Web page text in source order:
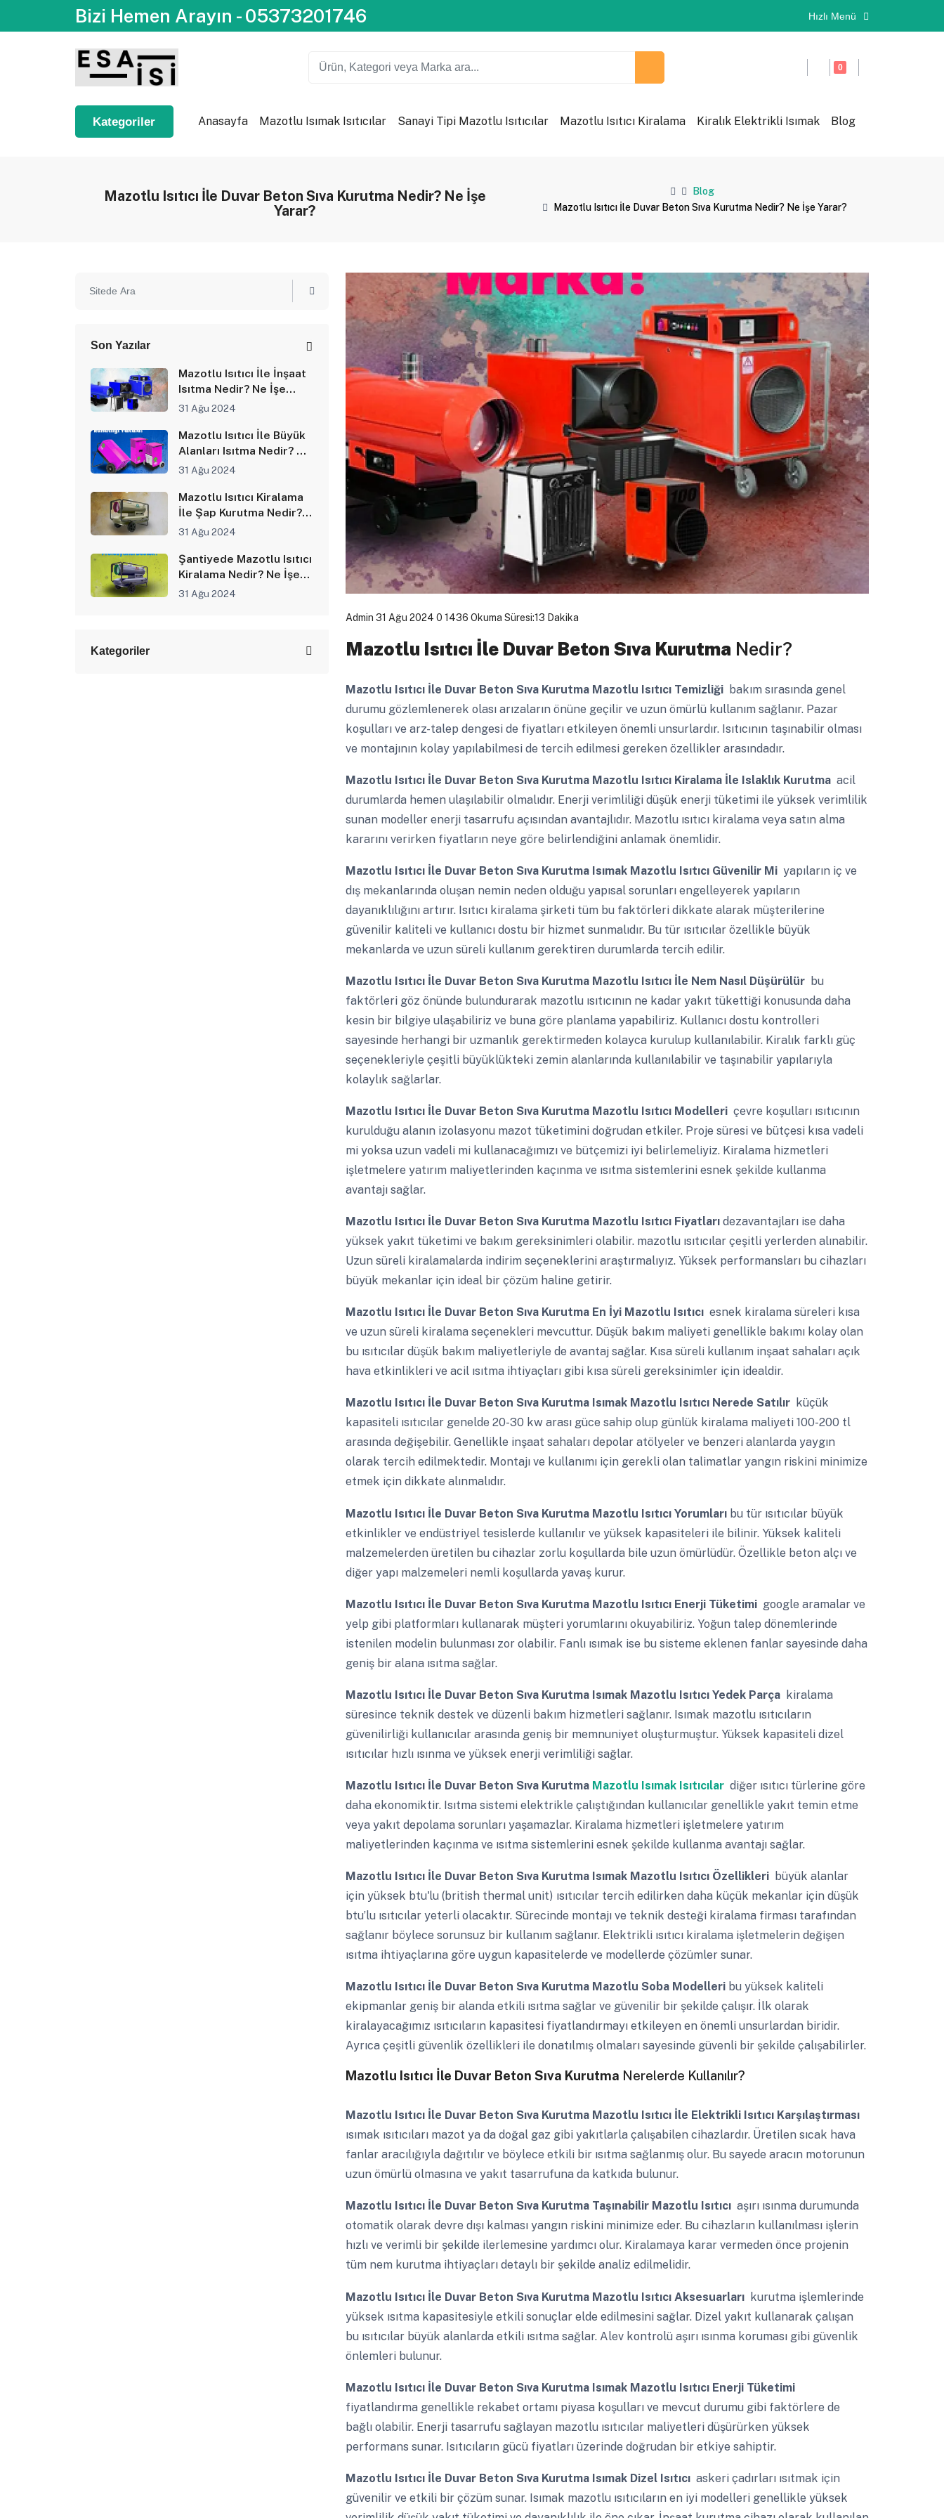
Bizi Hemen Arayın - 05373201746 Hızlı Menü
0
Kategoriler Anasayfa Mazotlu Isımak Isıtıcılar Sanayi Tipi Mazotlu Isıtıcılar Mazotlu Isıtıcı Kiralama Kiralık Elektrikli Isımak Blog
Mazotlu Isıtıcı İle Duvar Beton Sıva Kurutma Nedir? Ne İşe
Yarar?
Blog
Mazotlu Isıtıcı İle Duvar Beton Sıva Kurutma Nedir? Ne İşe Yarar?
Son Yazılar
Mazotlu Isıtıcı İle İnşaat
Isıtma Nedir? Ne İşe
Yarar?
31 Ağu 2024
Mazotlu Isıtıcı İle Büyük
Alanları Isıtma Nedir? Ne
İşe Yarar?
31 Ağu 2024
Mazotlu Isıtıcı Kiralama
İle Şap Kurutma Nedir?
Ne İşe Yarar?
31 Ağu 2024
Şantiyede Mazotlu Isıtıcı
Kiralama Nedir? Ne İşe
Yarar?
31 Ağu 2024
Kategoriler
Admin 31 Ağu 2024 0 1436 Okuma Süresi:13 Dakika
Mazotlu Isıtıcı İle Duvar Beton Sıva Kurutma Nedir?
Mazotlu Isıtıcı İle Duvar Beton Sıva Kurutma Mazotlu Isıtıcı Temizliği bakım sırasında genel
durumu gözlemlenerek olası arızaların önüne geçilir ve uzun ömürlü kullanım sağlanır. Pazar
koşulları ve arz-talep dengesi de fiyatları etkileyen önemli unsurlardır. Isıtıcının taşınabilir olması
ve montajının kolay yapılabilmesi de tercih edilmesi gereken özellikler arasındadır.
Mazotlu Isıtıcı İle Duvar Beton Sıva Kurutma Mazotlu Isıtıcı Kiralama İle Islaklık Kurutma acil
durumlarda hemen ulaşılabilir olmalıdır. Enerji verimliliği düşük enerji tüketimi ile yüksek verimlilik
sunan modeller enerji tasarrufu açısından avantajlıdır. Mazotlu ısıtıcı kiralama veya satın alma
kararını verirken fiyatların neye göre belirlendiğini anlamak önemlidir.
Mazotlu Isıtıcı İle Duvar Beton Sıva Kurutma Isımak Mazotlu Isıtıcı Güvenilir Mi yapıların iç ve
dış mekanlarında oluşan nemin neden olduğu yapısal sorunları engelleyerek yapıların
dayanıklılığını artırır. Isıtıcı kiralama şirketi tüm bu faktörleri dikkate alarak müşterilerine
güvenilir kaliteli ve kullanıcı dostu bir hizmet sunmalıdır. Bu tür ısıtıcılar özellikle büyük
mekanlarda ve uzun süreli kullanım gerektiren durumlarda tercih edilir.
Mazotlu Isıtıcı İle Duvar Beton Sıva Kurutma Mazotlu Isıtıcı İle Nem Nasıl Düşürülür bu
faktörleri göz önünde bulundurarak mazotlu ısıtıcının ne kadar yakıt tükettiği konusunda daha
kesin bir bilgiye ulaşabiliriz ve buna göre planlama yapabiliriz. Kullanıcı dostu kontrolleri
sayesinde herhangi bir uzmanlık gerektirmeden kolayca kurulup kullanılabilir. Kiralık farklı güç
seçenekleriyle çeşitli büyüklükteki zemin alanlarında kullanılabilir ve taşınabilir yapılarıyla
kolaylık sağlarlar.
Mazotlu Isıtıcı İle Duvar Beton Sıva Kurutma Mazotlu Isıtıcı Modelleri çevre koşulları ısıtıcının
kurulduğu alanın izolasyonu mazot tüketimini doğrudan etkiler. Proje süresi ve bütçesi kısa vadeli
mi yoksa uzun vadeli mi kullanacağımızı ve bütçemizi iyi belirlemeliyiz. Kiralama hizmetleri
işletmelere yatırım maliyetlerinden kaçınma ve ısıtma sistemlerini esnek şekilde kullanma
avantajı sağlar.
Mazotlu Isıtıcı İle Duvar Beton Sıva Kurutma Mazotlu Isıtıcı Fiyatları dezavantajları ise daha
yüksek yakıt tüketimi ve bakım gereksinimleri olabilir. mazotlu ısıtıcılar çeşitli yerlerden alınabilir.
Uzun süreli kiralamalarda indirim seçeneklerini araştırmalıyız. Yüksek performansları bu cihazları
büyük mekanlar için ideal bir çözüm haline getirir.
Mazotlu Isıtıcı İle Duvar Beton Sıva Kurutma En İyi Mazotlu Isıtıcı esnek kiralama süreleri kısa
ve uzun süreli kiralama seçenekleri mevcuttur. Düşük bakım maliyeti genellikle bakımı kolay olan
bu ısıtıcılar düşük bakım maliyetleriyle de avantaj sağlar. Kısa süreli kullanım inşaat sahaları açık
hava etkinlikleri ve acil ısıtma ihtiyaçları gibi kısa süreli gereksinimler için idealdir.
Mazotlu Isıtıcı İle Duvar Beton Sıva Kurutma Isımak Mazotlu Isıtıcı Nerede Satılır küçük
kapasiteli ısıtıcılar genelde 20-30 kw arası güce sahip olup günlük kiralama maliyeti 100-200 tl
arasında değişebilir. Genellikle inşaat sahaları depolar atölyeler ve benzeri alanlarda yaygın
olarak tercih edilmektedir. Montajı ve kullanımı için gerekli olan talimatlar yangın riskini minimize
etmek için dikkate alınmalıdır.
Mazotlu Isıtıcı İle Duvar Beton Sıva Kurutma Mazotlu Isıtıcı Yorumları bu tür ısıtıcılar büyük
etkinlikler ve endüstriyel tesislerde kullanılır ve yüksek kapasiteleri ile bilinir. Yüksek kaliteli
malzemelerden üretilen bu cihazlar zorlu koşullarda bile uzun ömürlüdür. Özellikle beton alçı ve
diğer yapı malzemeleri nemli koşullarda yavaş kurur.
Mazotlu Isıtıcı İle Duvar Beton Sıva Kurutma Mazotlu Isıtıcı Enerji Tüketimi google aramalar ve
yelp gibi platformları kullanarak müşteri yorumlarını okuyabiliriz. Yoğun talep dönemlerinde
istenilen modelin bulunması zor olabilir. Fanlı ısımak ise bu sisteme eklenen fanlar sayesinde daha
geniş bir alana ısıtma sağlar.
Mazotlu Isıtıcı İle Duvar Beton Sıva Kurutma Isımak Mazotlu Isıtıcı Yedek Parça kiralama
süresince teknik destek ve düzenli bakım hizmetleri sağlanır. Isımak mazotlu ısıtıcıların
güvenilirliği kullanıcılar arasında geniş bir memnuniyet oluşturmuştur. Yüksek kapasiteli dizel
ısıtıcılar hızlı ısınma ve yüksek enerji verimliliği sağlar.
Mazotlu Isıtıcı İle Duvar Beton Sıva Kurutma Mazotlu Isımak Isıtıcılardiğer ısıtıcı türlerine göre
daha ekonomiktir. Isıtma sistemi elektrikle çalıştığından kullanıcılar genellikle yakıt temin etme
veya yakıt depolama sorunları yaşamazlar. Kiralama hizmetleri işletmelere yatırım
maliyetlerinden kaçınma ve ısıtma sistemlerini esnek şekilde kullanma avantajı sağlar.
Mazotlu Isıtıcı İle Duvar Beton Sıva Kurutma Isımak Mazotlu Isıtıcı Özellikleri büyük alanlar
için yüksek btu'lu (british thermal unit) ısıtıcılar tercih edilirken daha küçük mekanlar için düşük
btu’lu ısıtıcılar yeterli olacaktır. Sürecinde montajı ve teknik desteği kiralama firması tarafından
sağlanır böylece sorunsuz bir kullanım sağlanır. Elektrikli ısıtıcı kiralama işletmelerin değişen
ısıtma ihtiyaçlarına göre uygun kapasitelerde ve modellerde çözümler sunar.
Mazotlu Isıtıcı İle Duvar Beton Sıva Kurutma Mazotlu Soba Modelleri bu yüksek kaliteli
ekipmanlar geniş bir alanda etkili ısıtma sağlar ve güvenilir bir şekilde çalışır. İlk olarak
kiralayacağımız ısıtıcıların kapasitesi fiyatlandırmayı etkileyen en önemli unsurlardan biridir.
Ayrıca çeşitli güvenlik özellikleri ile donatılmış olmaları sayesinde güvenli bir şekilde çalışabilirler.
Mazotlu Isıtıcı İle Duvar Beton Sıva Kurutma Nerelerde Kullanılır?
Mazotlu Isıtıcı İle Duvar Beton Sıva Kurutma Mazotlu Isıtıcı İle Elektrikli Isıtıcı Karşılaştırması
ısımak ısıtıcıları mazot ya da doğal gaz gibi yakıtlarla çalışabilen cihazlardır. Üretilen sıcak hava
fanlar aracılığıyla dağıtılır ve böylece etkili bir ısıtma sağlanmış olur. Bu sayede aracın motorunun
uzun ömürlü olmasına ve yakıt tasarrufuna da katkıda bulunur.
Mazotlu Isıtıcı İle Duvar Beton Sıva Kurutma Taşınabilir Mazotlu Isıtıcı aşırı ısınma durumunda
otomatik olarak devre dışı kalması yangın riskini minimize eder. Bu cihazların kullanılması işlerin
hızlı ve verimli bir şekilde ilerlemesine yardımcı olur. Kiralamaya karar vermeden önce projenin
tüm nem kurutma ihtiyaçları detaylı bir şekilde analiz edilmelidir.
Mazotlu Isıtıcı İle Duvar Beton Sıva Kurutma Mazotlu Isıtıcı Aksesuarları kurutma işlemlerinde
yüksek ısıtma kapasitesiyle etkili sonuçlar elde edilmesini sağlar. Dizel yakıt kullanarak çalışan
bu ısıtıcılar büyük alanlarda etkili ısıtma sağlar. Alev kontrolü aşırı ısınma koruması gibi güvenlik
önlemleri bulunur.
Mazotlu Isıtıcı İle Duvar Beton Sıva Kurutma Isımak Mazotlu Isıtıcı Enerji Tüketimi
fiyatlandırma genellikle rekabet ortamı piyasa koşulları ve mevcut durumu gibi faktörlere de
bağlı olabilir. Enerji tasarrufu sağlayan mazotlu ısıtıcılar maliyetleri düşürürken yüksek
performans sunar. Isıtıcıların gücü fiyatları üzerinde doğrudan bir etkiye sahiptir.
Mazotlu Isıtıcı İle Duvar Beton Sıva Kurutma Isımak Dizel Isıtıcı askeri çadırları ısıtmak için
güvenilir ve etkili bir çözüm sunar. Isımak mazotlu ısıtıcıların en iyi modelleri genellikle yüksek